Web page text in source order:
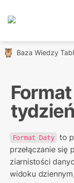
🦉 Baza Wiedzy
Format Daty
to
przełączanie się
ziarnistości
widoku